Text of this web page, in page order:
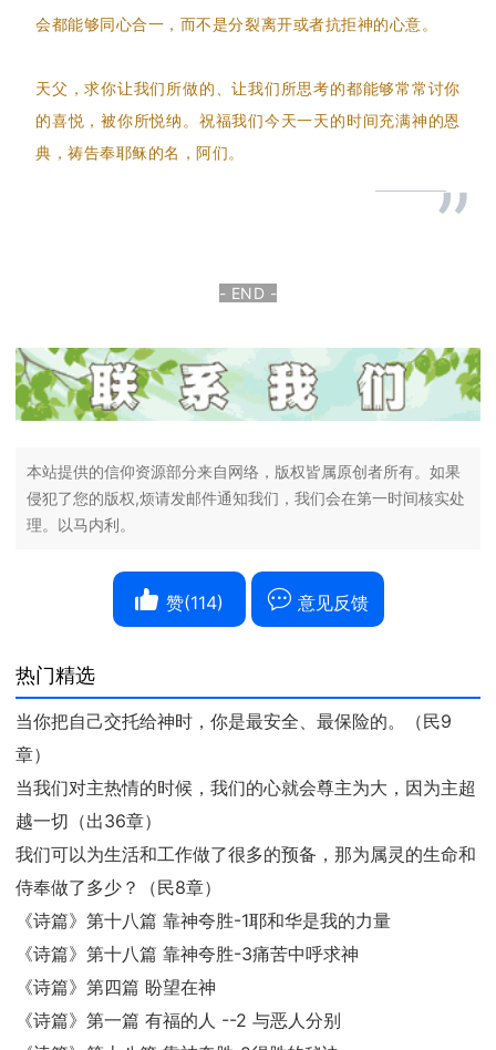
会都能够同心合一，而不是分裂离开或者抗拒神的心意。
天父，求你让我们所做的、让我们所思考的都能够常常讨你
的喜悦，被你所悦纳。祝福我们今天一天的时间充满神的恩
典，祷告奉耶稣的名，阿们。
”
- END -
本站提供的信仰资源部分来自网络，版权皆属原创者所有。如果
侵犯了您的版权,烦请发邮件通知我们，我们会在第一时间核实处
理。以马内利。
赞(114) 意见反馈
热门精选
当你把自己交托给神时，你是最安全、最保险的。（民9
章）
当我们对主热情的时候，我们的心就会尊主为大，因为主超
越一切（出36章）
我们可以为生活和工作做了很多的预备，那为属灵的生命和
侍奉做了多少？（民8章）
《诗篇》第十八篇 靠神夸胜-1耶和华是我的力量
《诗篇》第十八篇 靠神夸胜-3痛苦中呼求神
《诗篇》第四篇 盼望在神
《诗篇》第一篇 有福的人 --2 与恶人分别